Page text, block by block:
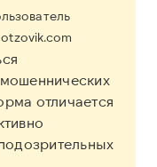
otzovik.com
отличается